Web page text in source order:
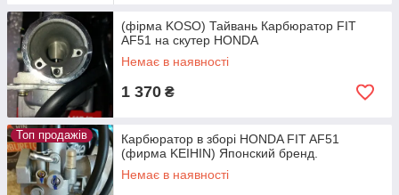
(фірма KOSO) Тайвань Карбюратор FIT
AF51 на скутер HONDA
Немає в наявності
1 370 ₴
Топ продажів
Карбюратор в зборі HONDA FIT AF51
(фирма KEIHIN) Японский бренд.
Немає в наявності